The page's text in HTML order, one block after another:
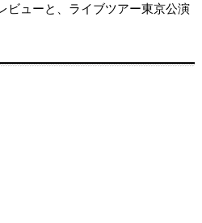
ビューと、ライブツアー東京公演